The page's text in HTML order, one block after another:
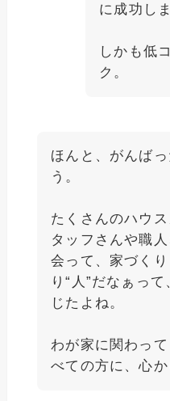
に成功し
しかも低
ク。
ほんと、がんば
う。
たくさんのハウ
タッフさんや職
会って、家づく
り“人”だなぁっ
じたよね。
わが家に関わっ
べての方に、心